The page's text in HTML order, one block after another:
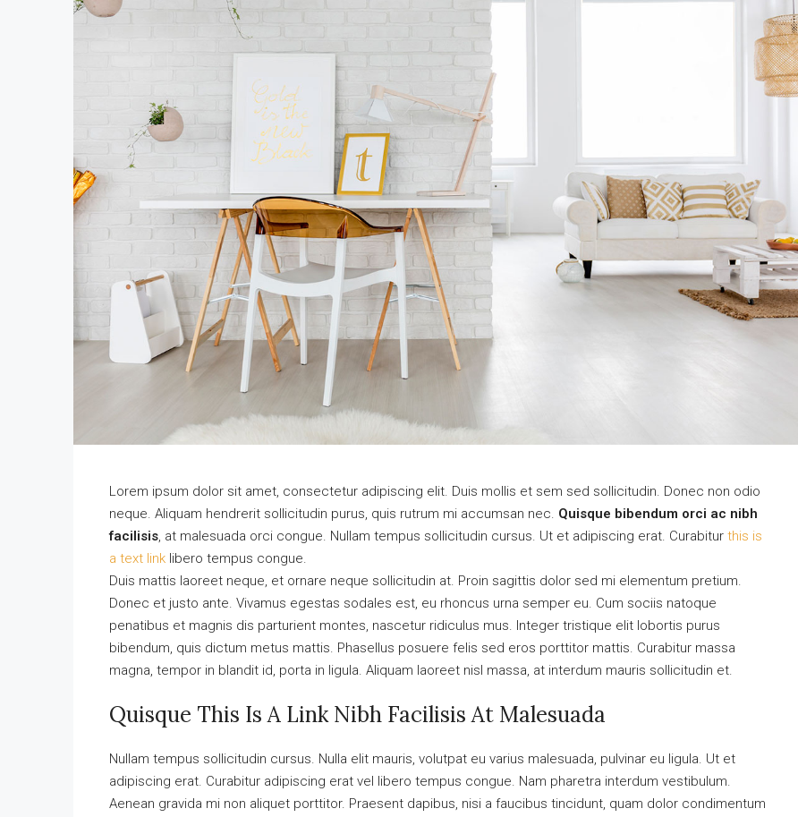
Lorem ipsum dolor sit amet, consectetur adipiscing elit. Duis mollis et sem sed sollicitudin. Donec non odio
neque. Aliquam hendrerit sollicitudin purus, quis rutrum mi accumsan nec. Quisque bibendum orci ac nibh
facilisis, at malesuada orci congue. Nullam tempus sollicitudin cursus. Ut et adipiscing erat. Curabitur this is
a text link libero tempus congue.
Duis mattis laoreet neque, et ornare neque sollicitudin at. Proin sagittis dolor sed mi elementum pretium.
Donec et justo ante. Vivamus egestas sodales est, eu rhoncus urna semper eu. Cum sociis natoque
penatibus et magnis dis parturient montes, nascetur ridiculus mus. Integer tristique elit lobortis purus
bibendum, quis dictum metus mattis. Phasellus posuere felis sed eros porttitor mattis. Curabitur massa
magna, tempor in blandit id, porta in ligula. Aliquam laoreet nisl massa, at interdum mauris sollicitudin et.
Quisque This Is A Link Nibh Facilisis At Malesuada
Nullam tempus sollicitudin cursus. Nulla elit mauris, volutpat eu varius malesuada, pulvinar eu ligula. Ut et
adipiscing erat. Curabitur adipiscing erat vel libero tempus congue. Nam pharetra interdum vestibulum.
Aenean gravida mi non aliquet porttitor. Praesent dapibus, nisi a faucibus tincidunt, quam dolor condimentum